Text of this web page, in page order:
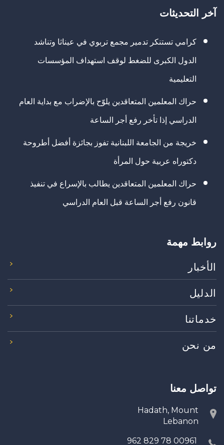
آخر التحديثات
كرامي تستنكر تدمير مجمع تربوي في عيناثا وتناشد
الدول الكبرى للضغط لوقف استهداف المؤسسات
التعليمية
حراك المعلمين المتعاقدين يلوّح بالإضراب مع بداية العام
الدراسي إذا تأخر رفع أجر الساعة
خريجة من الجامعة اللبنانية تفوز بجائزة أفضل أطروحة
دكتوراه عربية حول المرأة
حراك المعلمين المتعاقدين يطالب بالإسراع في تنفيذ
قانون رفع أجر الساعة قبل العام الدراسي
روابط مهمة
الأخبار
الدليل
خدماتنا
من نحن
تواصل معنا
Hadath, Mount
Lebanon
00961 78 829 962